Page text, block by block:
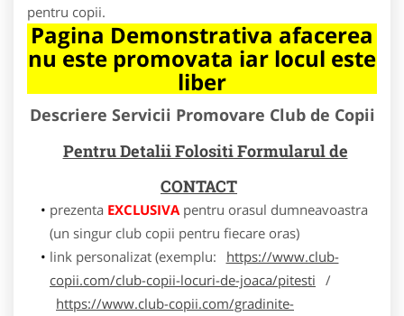
pentru copii.
Pagina Demonstrativa afacerea
nu este promovata iar locul este
liber
Descriere Servicii Promovare Club de Copii
Pentru Detalii Folositi Formularul de
CONTACT
prezenta EXCLUSIVApentru orasul dumneavoastra
(un singur club copii pentru fiecare oras)
link personalizat (exemplu:
https://www.club-
copii.com/club-copii-locuri-de-joaca/pitesti /
https://www.club-copii.com/gradinite-